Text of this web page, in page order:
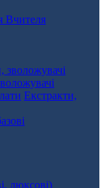
Вчителя
Екстракти,
люксові)